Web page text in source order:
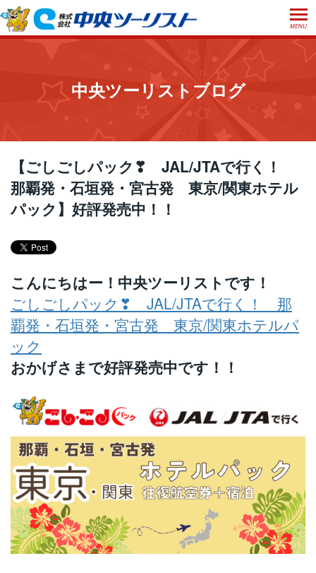
MENU
ご利用案内
お受取り方法について
取消手数料について
ご旅行条件書 会社概要 採用情報
観光庁長官登録旅行業第555号
閉じる
中央ツーリストブログ
【ごしごしパック❣ JAL/JTAで行く！
那覇発・石垣発・宮古発 東京/関東ホテル
パック】好評発売中！！
こんにちはー！中央ツーリストです！
ごしごしパック❣ JAL/JTAで行く！ 那
覇発・石垣発・宮古発 東京/関東ホテルパ
ック
おかげさまで好評発売中です！！